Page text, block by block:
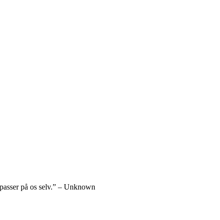
på os selv.” – Unknown